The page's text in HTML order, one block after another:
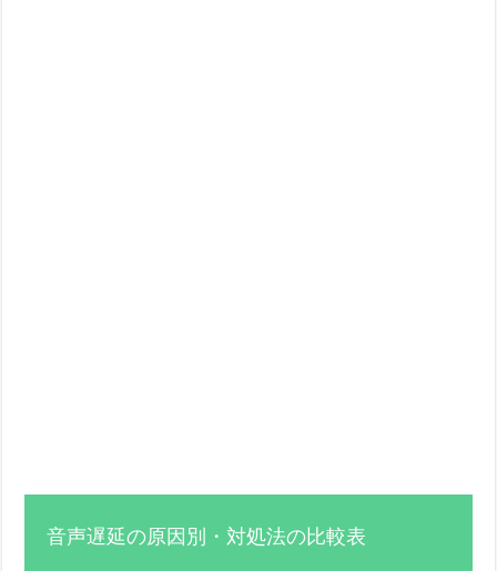
音声遅延の原因別・対処法の比較表